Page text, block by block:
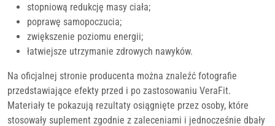
stopniową redukcję masy ciała;
poprawę samopoczucia;
zwiększenie poziomu energii;
łatwiejsze utrzymanie zdrowych nawyków.
Na oficjalnej stronie producenta można znaleźć fotografie
przedstawiające efekty przed i po zastosowaniu VeraFit.
Materiały te pokazują rezultaty osiągnięte przez osoby, które
stosowały suplement zgodnie z zaleceniami i jednocześnie dbały